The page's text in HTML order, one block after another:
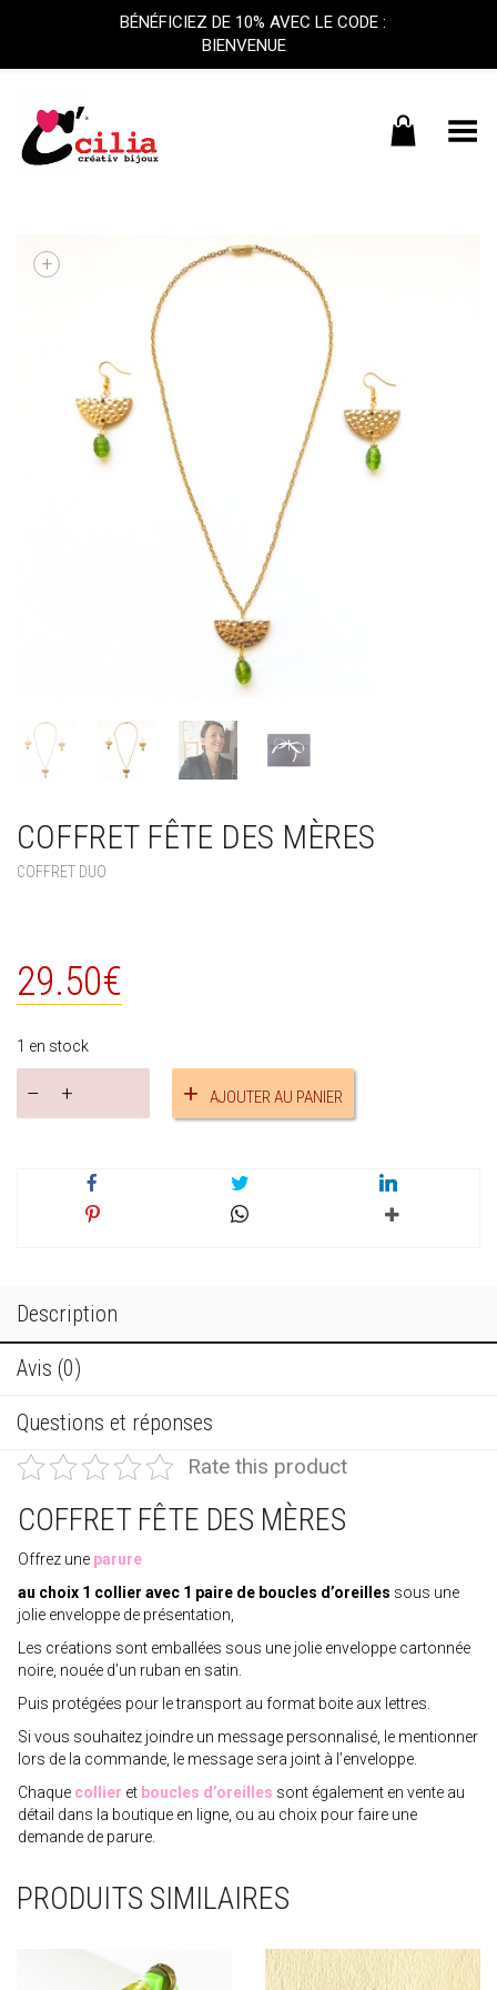
Basculer le menu
+
COFFRET FÊTE DES MÈRES
COFFRET DUO
29.50€
1 en stock
Coffret
AJOUTER AU PANIER
Description
Avis (0)
Questions et réponses
Rate this product
COFFRET FÊTE DES MÈRES
Offrez une parure
au choix 1 collier avec 1 paire de boucles d’oreilles sous une
jolie enveloppe de présentation,
Les créations sont emballées sous une jolie enveloppe cartonnée
noire, nouée d’un ruban en satin.
Puis protégées pour le transport au format boite aux lettres.
Si vous souhaitez joindre un message personnalisé, le mentionner
lors de la commande, le message sera joint à l’enveloppe.
Chaque collier et boucles d’oreilles sont également en vente au
détail dans la boutique en ligne, ou au choix pour faire une
demande de parure.
PRODUITS SIMILAIRES
BÉNÉFICIEZ DE 10% AVEC LE CODE :
BIENVENUE